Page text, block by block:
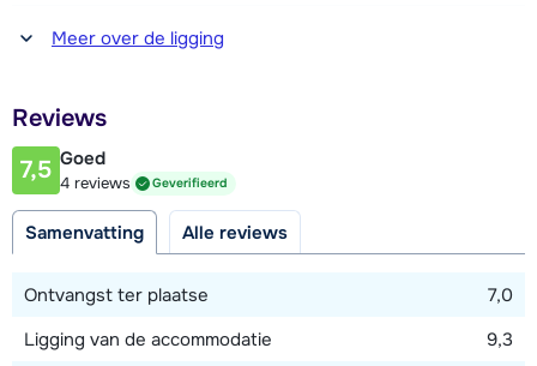
Afstand tot piste
50 meter
400 meter (via piste)
Bekijk kaart
Meer over de ligging
Reviews
7,5 Goed
4 reviews Geverifieerd
Samenvatting Alle reviews
Ontvangst ter plaatse
7,0
Ligging van de accommodatie
9,3